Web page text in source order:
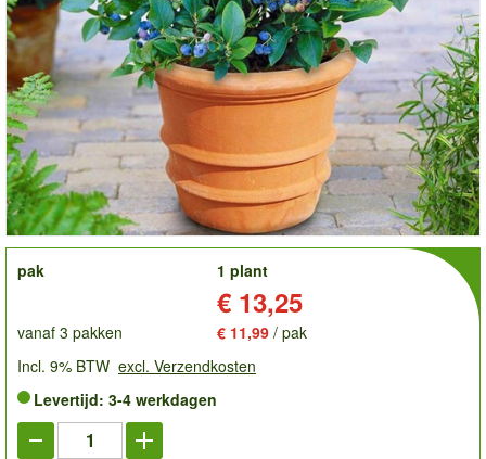
order
pak
1 plant
€ 13,25
vanaf 3 pakken € 11,99 / pak
Incl. 9% BTW excl. Verzendkosten
Levertijd: 3-4 werkdagen